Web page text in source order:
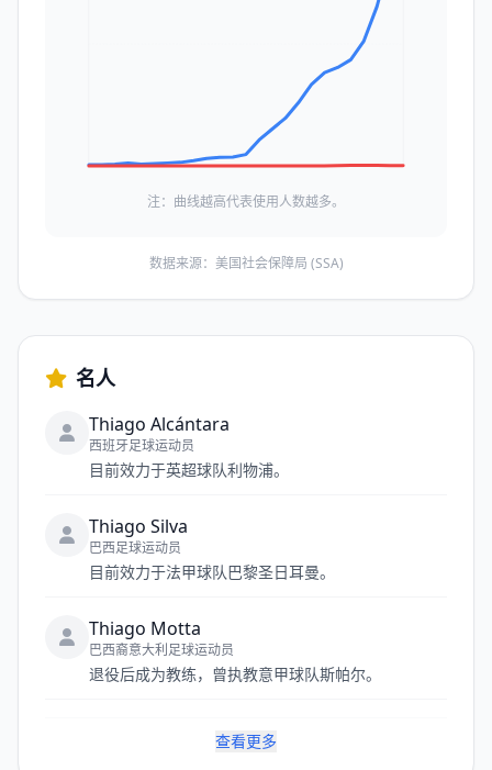
注：曲线越高代表使用人数越多。
数据来源：美国社会保障局 (SSA)
名人
Thiago Alcántara
西班牙足球运动员
目前效力于英超球队利物浦。
Thiago Silva
巴西足球运动员
目前效力于法甲球队巴黎圣日耳曼。
Thiago Motta
巴西裔意大利足球运动员
退役后成为教练，曾执教意甲球队斯帕尔。
查看更多